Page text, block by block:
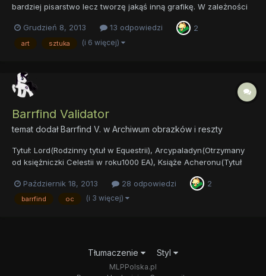
bardziej pisarstwo lecz tworzę jakąś inną grafikę. W zależności
nich. Te z serii My Little Diablo mi się podobają najbardziej więc:
A to niewielka cząstka tego co...
Grudzień 8, 2013 13 odpowiedzi 2
art sztuka (i 6 więcej)
Barrfind Validator
temat dodałBarrfind V. w Archiwum obrazków i reszty
Tytuł: Lord(Rodzinny tytuł w Equestrii), Arcypaladyn(Otrzymany
od księżniczki Celestii w roku1000 EA), Książe Acheronu(Tytuł
Jednorożec, Lord Hektor z rodu Validator (Ciemno szare futro,
granatowa grzywa oraz ogon) Matka: Jednorożec, Lad...
Październik 18, 2013 28 odpowiedzi 2
barrfind oc (i 3 więcej)
Tłumaczenie Styl
MLPPolska.pl